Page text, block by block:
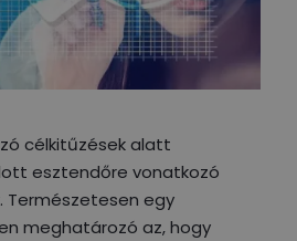
célkitűzések alatt
esztendőre vonatkozó
Természetesen egy
meghatározó az, hogy